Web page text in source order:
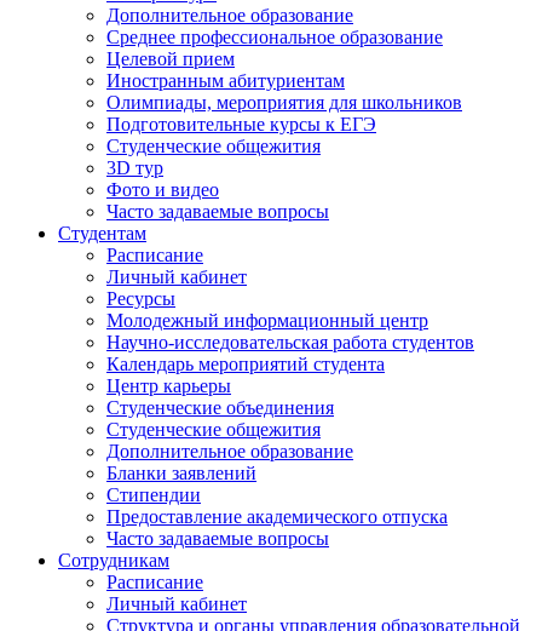
Дополнительное образование
Среднее профессиональное образование
Целевой прием
Иностранным абитуриентам
Олимпиады, мероприятия для школьников
Подготовительные курсы к ЕГЭ
Студенческие общежития
3D тур
Фото и видео
Часто задаваемые вопросы
Студентам
Расписание
Личный кабинет
Ресурсы
Молодежный информационный центр
Научно-исследовательская работа студентов
Календарь мероприятий студента
Центр карьеры
Студенческие объединения
Студенческие общежития
Дополнительное образование
Бланки заявлений
Стипендии
Предоставление академического отпуска
Часто задаваемые вопросы
Сотрудникам
Расписание
Личный кабинет
Структура и органы управления образовательной